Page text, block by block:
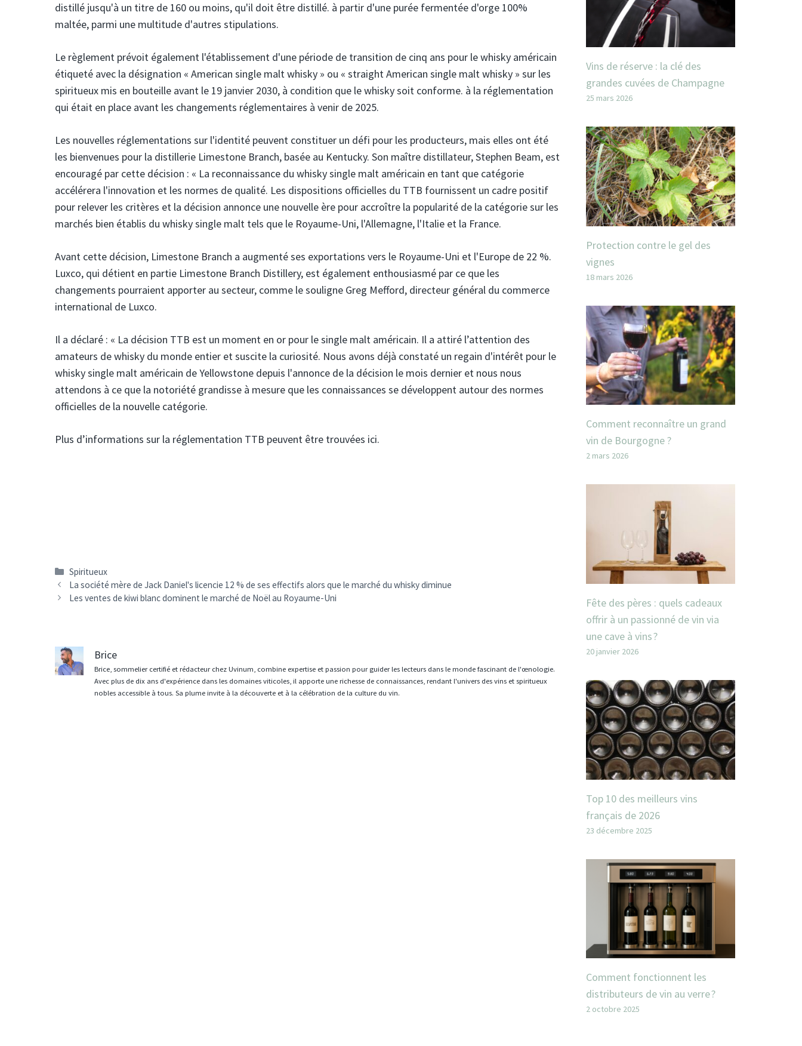
distillé jusqu'à un titre de 160 ou moins, qu'il doit être distillé. à partir d'une purée fermentée d'orge 100%
maltée, parmi une multitude d'autres stipulations.
Le règlement prévoit également l'établissement d'une période de transition de cinq ans pour le whisky américain
étiqueté avec la désignation « American single malt whisky » ou « straight American single malt whisky » sur les
spiritueux mis en bouteille avant le 19 janvier 2030, à condition que le whisky soit conforme. à la réglementation
qui était en place avant les changements réglementaires à venir de 2025.
Les nouvelles réglementations sur l'identité peuvent constituer un défi pour les producteurs, mais elles ont été
les bienvenues pour la distillerie Limestone Branch, basée au Kentucky. Son maître distillateur, Stephen Beam, est
encouragé par cette décision : « La reconnaissance du whisky single malt américain en tant que catégorie
accélérera l'innovation et les normes de qualité. Les dispositions officielles du TTB fournissent un cadre positif
pour relever les critères et la décision annonce une nouvelle ère pour accroître la popularité de la catégorie sur les
marchés bien établis du whisky single malt tels que le Royaume-Uni, l'Allemagne, l'Italie et la France.
Avant cette décision, Limestone Branch a augmenté ses exportations vers le Royaume-Uni et l'Europe de 22 %.
Luxco, qui détient en partie Limestone Branch Distillery, est également enthousiasmé par ce que les
changements pourraient apporter au secteur, comme le souligne Greg Mefford, directeur général du commerce
international de Luxco.
Il a déclaré : « La décision TTB est un moment en or pour le single malt américain. Il a attiré l’attention des
amateurs de whisky du monde entier et suscite la curiosité. Nous avons déjà constaté un regain d'intérêt pour le
whisky single malt américain de Yellowstone depuis l'annonce de la décision le mois dernier et nous nous
attendons à ce que la notoriété grandisse à mesure que les connaissances se développent autour des normes
officielles de la nouvelle catégorie.
Plus d’informations sur la réglementation TTB peuvent être trouvées ici.
Catégories
Spiritueux
Navigation
des
La société mère de Jack Daniel's licencie 12 % de ses effectifs alors que le marché du whisky diminue
Les ventes de kiwi blanc dominent le marché de Noël au Royaume-Uni
Brice
Brice, sommelier certifié et rédacteur chez Uvinum, combine expertise et passion pour guider les lecteurs dans le monde fascinant de l'œnologie.
Avec plus de dix ans d'expérience dans les domaines viticoles, il apporte une richesse de connaissances, rendant l'univers des vins et spiritueux
nobles accessible à tous. Sa plume invite à la découverte et à la célébration de la culture du vin.
Vins de réserve : la clé des
grandes cuvées de Champagne
25 mars 2026
Protection contre le gel des
vignes
18 mars 2026
Comment reconnaître un grand
vin de Bourgogne ?
2 mars 2026
Fête des pères : quels cadeaux
offrir à un passionné de vin via
une cave à vins ?
20 janvier 2026
Top 10 des meilleurs vins
français de 2026
23 décembre 2025
Comment fonctionnent les
distributeurs de vin au verre ?
2 octobre 2025